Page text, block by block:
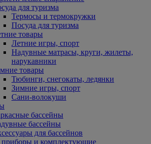
для туризма
Термосы и термокружки
Посуда для туризма
товары
Летние игры, спорт
Надувные матрасы, круги, жилеты,
нарукавники
товары
Тюбинги, снегокаты, ледянки
Зимние игры, спорт
Сани-волокуши
бассейны
бассейны
для бассейнов
приборы и комплектующие